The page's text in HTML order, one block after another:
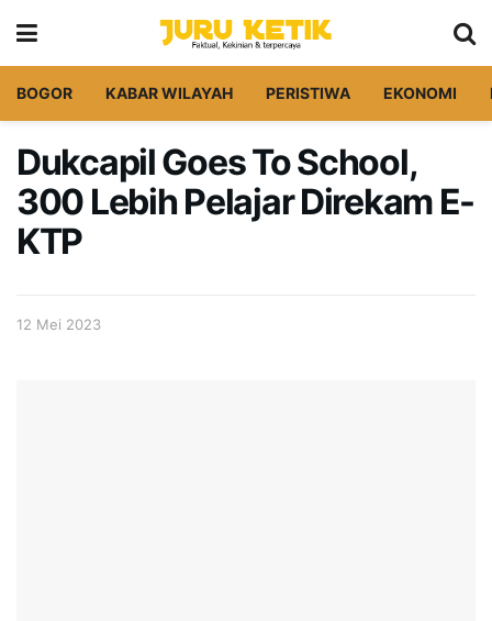
BOGOR KABAR WILAYAH PERISTIWA EKONOMI
Dukcapil Goes To School,
300 Lebih Pelajar Direkam E-
KTP
12 Mei 2023